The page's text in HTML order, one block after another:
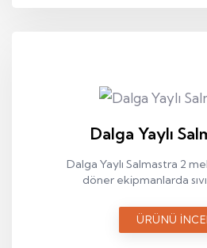
Dalga Yaylı
Dalga Yaylı Salmastra 2
döner ekipmanlarda sıvı
bir sızdırmazlık
ÜRÜNÜ